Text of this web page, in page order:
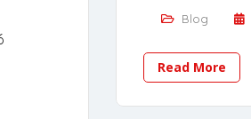
Blog
Read More